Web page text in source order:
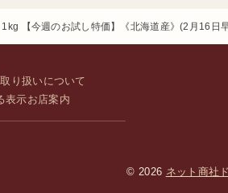
【今週のお試し特価】《北海道産》(2月16日
り扱いについて
表示お店案内
© 2026 ネット商社